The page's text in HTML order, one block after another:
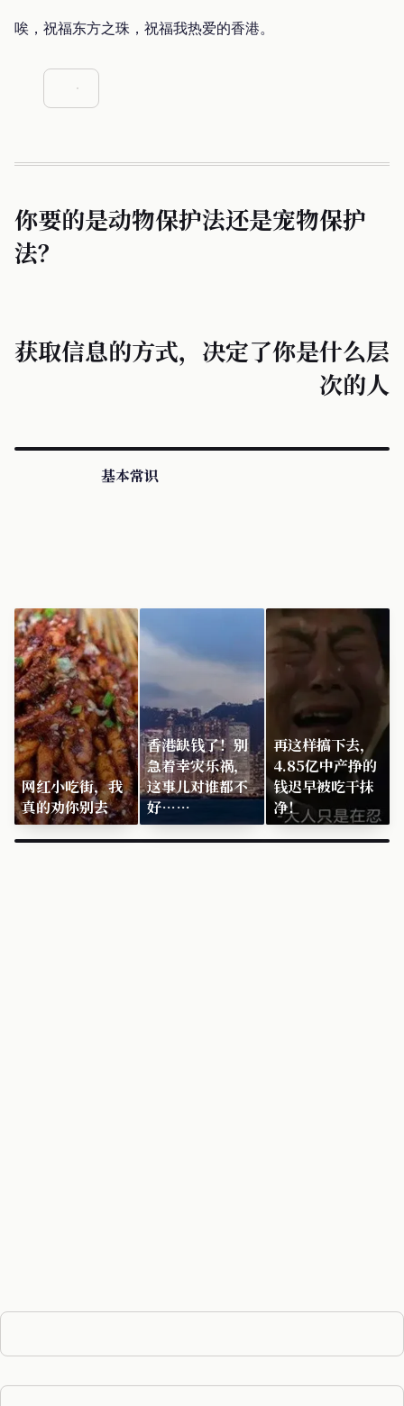
唉，祝福东方之珠，祝福我热爱的香港。
你要的是动物保护法还是宠物保护
法？
获取信息的方式，决定了你是什么层
次的人
基本常识
网红小吃街，我
真的劝你别去
香港缺钱了！别
急着幸灾乐祸，
这事儿对谁都不
好……
再这样搞下去，
4.85亿中产挣的
钱迟早被吃干抹
净！